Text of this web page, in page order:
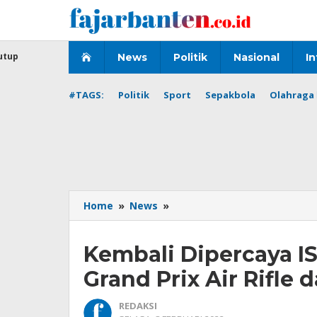
News Politik Nasional
#TAGS: Politik Sport Sepakbola
Home » News »
Dipercaya
Indonesia
Tuan
Rumah
Kembali Dipercaya
Grand Prix Air Rifle
REDAKSI